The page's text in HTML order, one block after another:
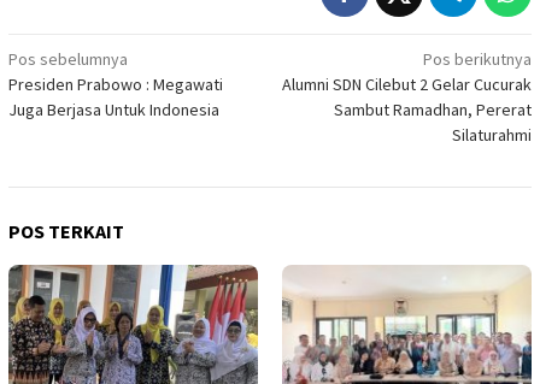
Navigasi
pos
Pos sebelumnya
Presiden Prabowo : Megawati
Juga Berjasa Untuk Indonesia
Pos berikutnya
Alumni SDN Cilebut 2 Gelar Cucurak
Sambut Ramadhan, Pererat
Silaturahmi
POS TERKAIT